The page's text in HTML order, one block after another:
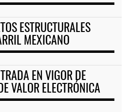
ESTRUCTURALES
MEXICANO
EN VIGOR DE
VALOR ELECTRÓNICA